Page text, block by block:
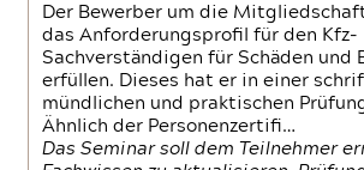
Der Bewerber um die
das Anforderungsprofil für den Kfz-
Sachverständigen für Schäden und
erfüllen. Dieses hat er in einer
mündlichen und praktischen
Ähnlich der Personenzertifi…
Das Seminar soll dem Teilnehmer